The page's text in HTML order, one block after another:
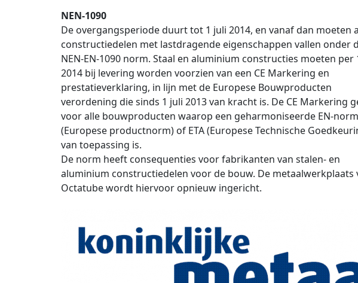
NEN-1090
De overgangsperiode duurt tot 1 juli 2014, en vanaf dan moeten
constructiedelen met lastdragende eigenschappen vallen onder
NEN-EN-1090 norm. Staal en aluminium constructies moeten per
2014 bij levering worden voorzien van een CE Markering en
prestatieverklaring, in lijn met de Europese Bouwproducten
verordening die sinds 1 juli 2013 van kracht is. De CE Markering
voor alle bouwproducten waarop een geharmoniseerde EN-norm
(Europese productnorm) of ETA (Europese Technische
van toepassing is.
De norm heeft consequenties voor fabrikanten van stalen- en
aluminium constructiedelen voor de bouw. De metaalwerkplaats
Octatube wordt hiervoor opnieuw ingericht.